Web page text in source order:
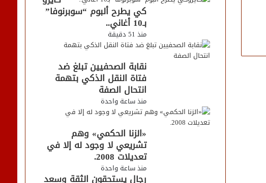
كي يطرح ألبوم “سوبرنوفا”
بـ10 أغاني..
منذ 51 دقيقة
نقابة الصحفيين تبلغ ضد
فتاة النقل الذكي بتهمة
انتحال الصفة
منذ ساعة واحدة
«الزنا الحكمي» وهم
تشريعي لا وجود له إلا في
تعديلات 2008.
منذ ساعة واحدة
رجال يستحقون الثقة وسعد